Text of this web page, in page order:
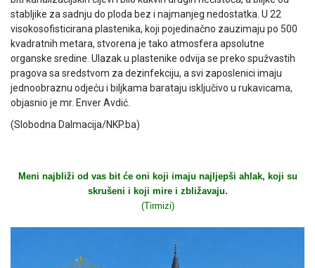
stabljike za sadnju do ploda bez i najmanjeg nedostatka. U 22
visokosofisticirana plastenika, koji pojedinačno zauzimaju po 500
kvadratnih metara, stvorena je tako atmosfera apsolutne
organske sredine. Ulazak u plastenike odvija se preko spužvastih
pragova sa sredstvom za dezinfekciju, a svi zaposlenici imaju
jednoobraznu odjeću i biljkama barataju isključivo u rukavicama,
objasnio je mr. Enver Avdić.
(Slobodna Dalmacija/NKP.ba)
Meni najbliži od vas bit će oni koji imaju najljepši ahlak, koji su
skrušeni i koji mire i zbližavaju.
(Tirmizi)